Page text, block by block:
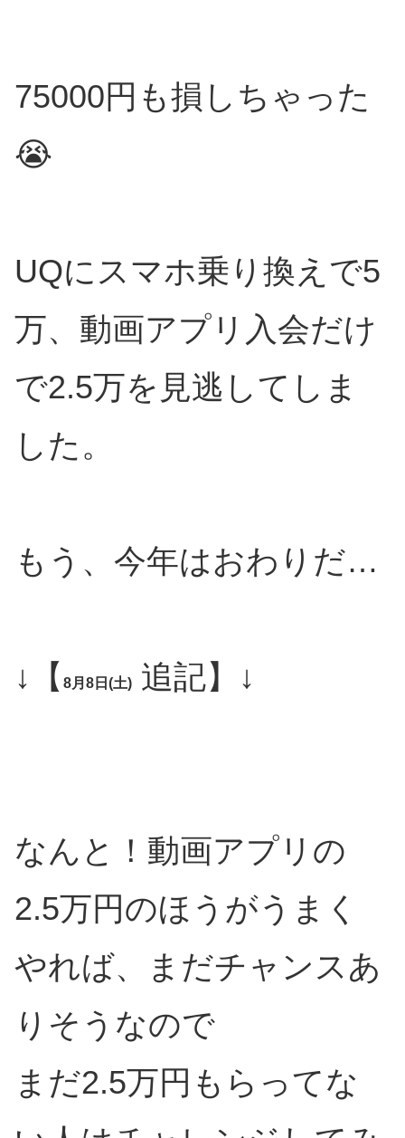
75000円も損しちゃった
😭
UQにスマホ乗り換えで5
万、動画アプリ入会だけ
で2.5万を見逃してしま
した。
もう、今年はおわりだ…
↓【 8月8日(土) 追記】↓
なんと！動画アプリの
2.5万円のほうがうまく
やれば、まだチャンスあ
りそうなので
まだ2.5万円もらってな